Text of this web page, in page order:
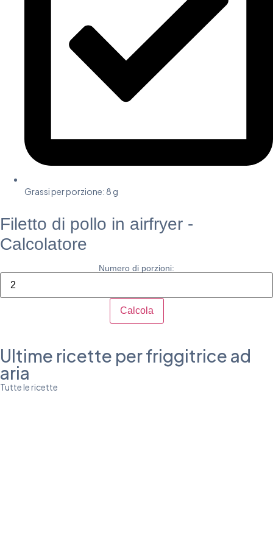
Grassi per porzione: 8 g
Filetto di pollo in airfryer -
Calcolatore
Numero di porzioni:
Calcola
Ultime ricette per friggitrice ad
aria
Tutte le ricette